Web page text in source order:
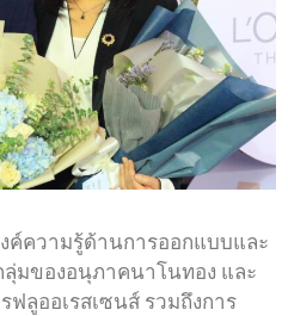
ค์ความรู้ด้านการออกแบบและ
มของอนุภาคนาโนทอง และ
ลูออเรสเซนส์ รวมถึงการ